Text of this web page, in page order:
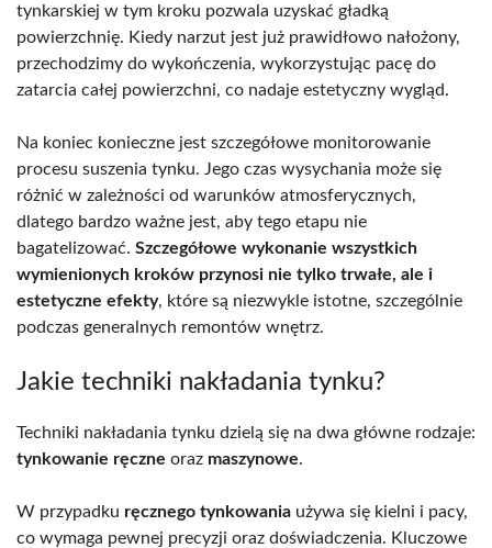
tynkarskiej w tym kroku pozwala uzyskać gładką
powierzchnię. Kiedy narzut jest już prawidłowo nałożony,
przechodzimy do wykończenia, wykorzystując pacę do
zatarcia całej powierzchni, co nadaje estetyczny wygląd.
Na koniec konieczne jest szczegółowe monitorowanie
procesu suszenia tynku. Jego czas wysychania może się
różnić w zależności od warunków atmosferycznych,
dlatego bardzo ważne jest, aby tego etapu nie
bagatelizować. Szczegółowe wykonanie wszystkich
wymienionych kroków przynosi nie tylko trwałe, ale i
estetyczne efekty, które są niezwykle istotne, szczególnie
podczas generalnych remontów wnętrz.
Jakie techniki nakładania tynku?
Techniki nakładania tynku dzielą się na dwa główne rodzaje:
tynkowanie ręczne oraz maszynowe.
W przypadku ręcznego tynkowania używa się kielni i pacy,
co wymaga pewnej precyzji oraz doświadczenia. Kluczowe